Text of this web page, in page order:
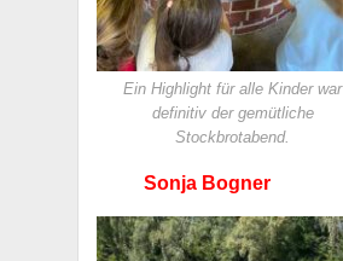
Ein Highlight für alle Kinder war
definitiv der gemütliche
Stockbrotabend.
Sonja Bogner